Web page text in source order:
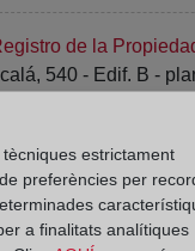
de la
540 - Edif. B -
540 - Edif. B -
de la
estrictament
preferències per
a finalitats analítiques